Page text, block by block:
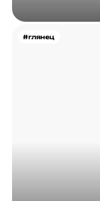
#глянец